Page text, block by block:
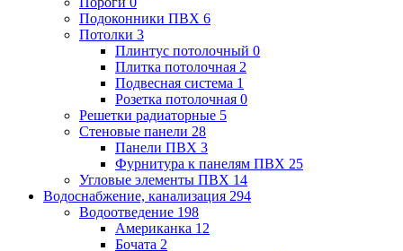
Подоконники ПВХ 6
Потолки 3
Плинтус потолочный 0
Плитка потолочная 2
Подвесная система 1
Розетка потолочная 0
Решетки радиаторные 5
Стеновые панели 28
Панели ПВХ 3
Фурнитура к панелям ПВХ 25
Угловые элементы ПВХ 14
Водоснабжение, канализация 294
Водоотведение 198
Американка 12
Бочата 2